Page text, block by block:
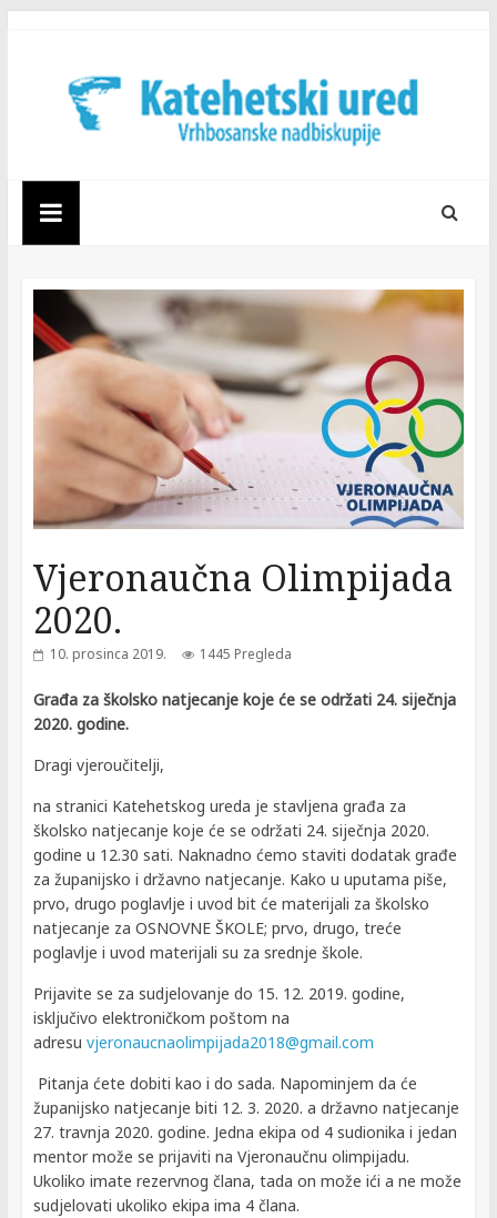
Katehetski
ured
Vrhbosanske
nadbiskupije
Vjeronaučna Olimpijada
2020.
10. prosinca 2019. 1445 Pregleda
Građa za školsko natjecanje koje će se održati 24. siječnja
2020. godine.
Dragi vjeroučitelji,
na stranici Katehetskog ureda je stavljena građa za
školsko natjecanje koje će se održati 24. siječnja 2020.
godine u 12.30 sati. Naknadno ćemo staviti dodatak građe
za županijsko i državno natjecanje. Kako u uputama piše,
prvo, drugo poglavlje i uvod bit će materijali za školsko
natjecanje za OSNOVNE ŠKOLE; prvo, drugo, treće
poglavlje i uvod materijali su za srednje škole.
Prijavite se za sudjelovanje do 15. 12. 2019. godine,
isključivo elektroničkom poštom na
adresu vjeronaucnaolimpijada2018@gmail.com
Pitanja ćete dobiti kao i do sada. Napominjem da će
županijsko natjecanje biti 12. 3. 2020. a državno natjecanje
27. travnja 2020. godine. Jedna ekipa od 4 sudionika i jedan
mentor može se prijaviti na Vjeronaučnu olimpijadu.
Ukoliko imate rezervnog člana, tada on može ići a ne može
sudjelovati ukoliko ekipa ima 4 člana.